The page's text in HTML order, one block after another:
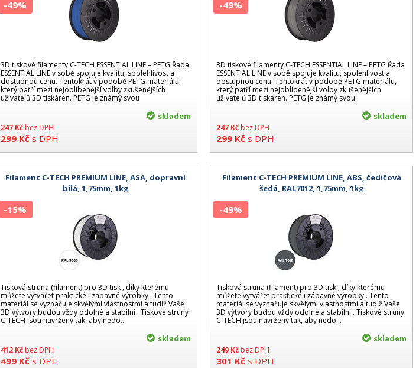
3D tiskové filamenty C-TECH ESSENTIAL LINE – PETG Řada
ESSENTIAL LINE v sobě spojuje kvalitu, spolehlivost a
dostupnou cenu. Tentokrát v podobě PETG materiálu,
který patří mezi nejoblíbenější volby zkušenějších
uživatelů 3D tiskáren. PETG je známý svou
247 Kč bez DPH
299 Kč s DPH
-49%
skladem
3D tiskové filamenty C-TECH ESSENTIAL LINE – PETG Řada
ESSENTIAL LINE v sobě spojuje kvalitu, spolehlivost a
dostupnou cenu. Tentokrát v podobě PETG materiálu,
který patří mezi nejoblíbenější volby zkušenějších
uživatelů 3D tiskáren. PETG je známý svou
247 Kč bez DPH
299 Kč s DPH
-49%
skladem
Filament C-TECH PREMIUM LINE, ASA, dopravní
bílá, 1,75mm, 1kg
Tisková struna (filament) pro 3D tisk , díky kterému
můžete vytvářet praktické i zábavné výrobky . Tento
materiál se vyznačuje skvělými vlastnostmi a tudíž Vaše
3D výtvory budou vždy odolné a stabilní . Tiskové struny
C-TECH jsou navrženy tak, aby nedo...
412 Kč bez DPH
499 Kč s DPH
-15%
skladem
Filament C-TECH PREMIUM LINE, ABS, čedičová
šedá, RAL7012, 1,75mm, 1kg
Tisková struna (filament) pro 3D tisk , díky kterému
můžete vytvářet praktické i zábavné výrobky . Tento
materiál se vyznačuje skvělými vlastnostmi a tudíž Vaše
3D výtvory budou vždy odolné a stabilní . Tiskové struny
C-TECH jsou navrženy tak, aby nedo...
249 Kč bez DPH
301 Kč s DPH
-49%
skladem